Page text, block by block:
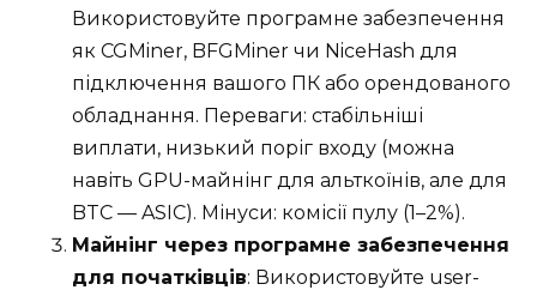
Використовуйте програмне забезпечення
як CGMiner, BFGMiner чи NiceHash для
підключення вашого ПК або орендованого
обладнання. Переваги: стабільніші
виплати, низький поріг входу (можна
навіть GPU-майнінг для альткоїнів, але для
BTC — ASIC). Мінуси: комісії пулу (1–2%).
Майнінг через програмне забезпечення
для початківців: Використовуйте user-